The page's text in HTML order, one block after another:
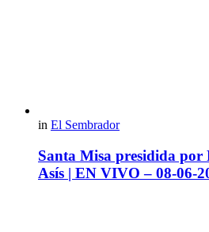
in El Sembrador
Santa Misa presidida por
Asís | EN VIVO – 08-06-